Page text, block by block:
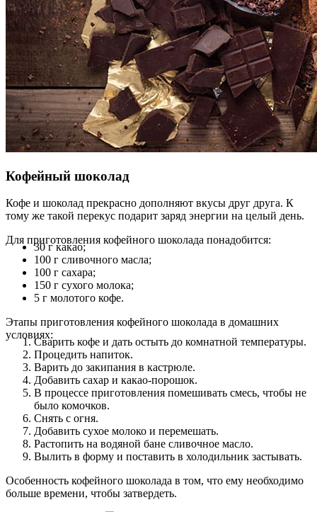
Кофейный шоколад
Кофе и шоколад прекрасно дополняют вкусы друг друга. К
тому же такой перекус подарит заряд энергии на целый день.
Для приготовления кофейного шоколада понадобится:
30 г какао;
100 г сливочного масла;
100 г сахара;
150 г сухого молока;
5 г молотого кофе.
Этапы приготовления кофейного шоколада в домашних
условиях:
Сварить кофе и дать остыть до комнатной температуры.
Процедить напиток.
Варить до закипания в кастрюле.
Добавить сахар и какао-порошок.
В процессе приготовления помешивать смесь, чтобы не
было комочков.
Снять с огня.
Добавить сухое молоко и перемешать.
Растопить на водяной бане сливочное масло.
Вылить в форму и поставить в холодильник застывать.
Особенность кофейного шоколада в том, что ему необходимо
больше времени, чтобы затвердеть.